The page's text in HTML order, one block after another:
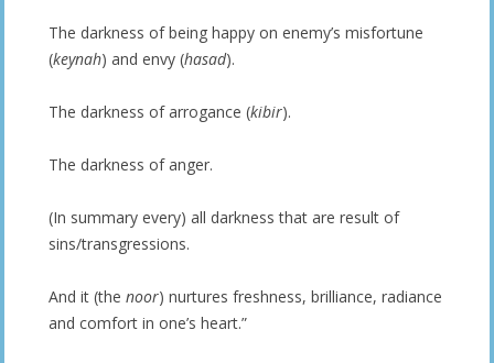
The darkness of being happy on enemy’s misfortune
(keynah) and envy (hasad).
The darkness of arrogance (kibir).
The darkness of anger.
(In summary every) all darkness that are result of
sins/transgressions.
And it (the noor) nurtures freshness, brilliance, radiance
and comfort in one’s heart.”